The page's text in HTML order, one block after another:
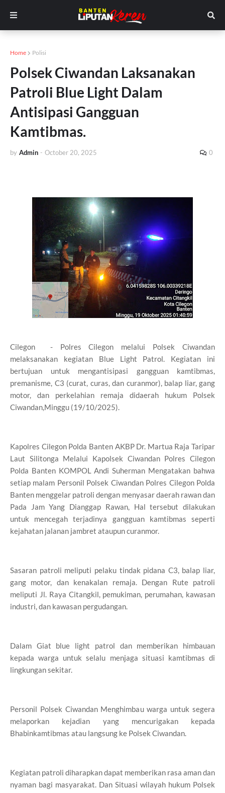
Home Polisi
Polsek Ciwandan Laksanakan
Patroli Blue Light Dalam
Antisipasi Gangguan
Kamtibmas.
by Admin - October 20, 2025 0
Cilegon - Polres Cilegon melalui Polsek Ciwandan
melaksanakan kegiatan Blue Light Patrol. Kegiatan ini
bertujuan untuk mengantisipasi gangguan kamtibmas,
premanisme, C3 (curat, curas, dan curanmor), balap liar, gang
motor, dan perkelahian remaja didaerah hukum Polsek
Ciwandan,Minggu (19/10/2025).
Kapolres Cilegon Polda Banten AKBP Dr. Martua Raja Taripar
Laut Silitonga Melalui Kapolsek Ciwandan Polres Cilegon
Polda Banten KOMPOL Andi Suherman Mengatakan bahwa
setiap malam Personil Polsek Ciwandan Polres Cilegon Polda
Banten menggelar patroli dengan menyasar daerah rawan dan
Pada Jam Yang Dianggap Rawan, Hal tersebut dilakukan
untuk mencegah terjadinya gangguan kamtibmas seperti
kejahatan jalanan jambret ataupun curanmor.
Sasaran patroli meliputi pelaku tindak pidana C3, balap liar,
gang motor, dan kenakalan remaja. Dengan Rute patroli
meliputi Jl. Raya Citangkil, pemukiman, perumahan, kawasan
industri, dan kawasan pergudangan.
Dalam Giat blue light patrol dan memberikan himbauan
kepada warga untuk selalu menjaga situasi kamtibmas di
lingkungan sekitar.
Personil Polsek Ciwandan Menghimbau warga untuk segera
melaporkan kejadian yang mencurigakan kepada
Bhabinkamtibmas atau langsung ke Polsek Ciwandan.
Kegiatan patroli diharapkan dapat memberikan rasa aman dan
nyaman bagi masyarakat. Dan Situasi wilayah hukum Polsek